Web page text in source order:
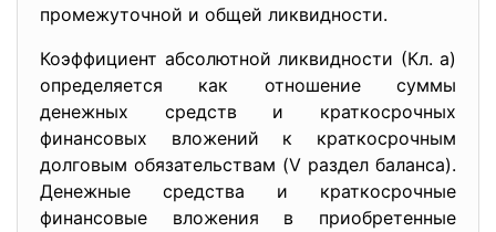
промежуточной и общей ликвидности.
Коэффициент абсолютной ликвидности (Кл. а)
определяется как отношение суммы
денежных средств и краткосрочных
финансовых вложений к краткосрочным
долговым обязательствам (V раздел баланса).
Денежные средства и краткосрочные
финансовые вложения в приобретенные